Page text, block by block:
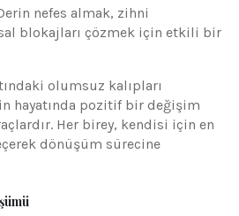
nefes almak, zihni
blokajları çözmek için etkili bir
olumsuz kalıpları
hayatında pozitif bir değişim
Her birey, kendisi için en
dönüşüm sürecine